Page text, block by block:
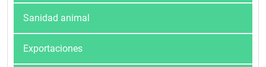
Sanidad animal
Exportaciones